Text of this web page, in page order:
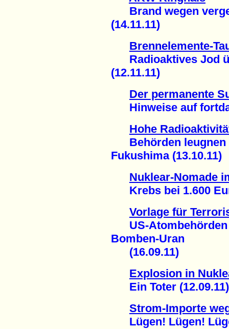
Brand wegen
(14.11.11)
Brennelemente-
Radioaktives Jod
(12.11.11)
Der permanente
Hinweise auf
Hohe
Behörden leugnen
Fukushima (13.10.11)
Nuklear-Nomade
Krebs bei 1.600
Vorlage für
US-Atombehörden
Bomben-Uran
(16.09.11)
Explosion in
Ein Toter (12.09.11)
Strom-Importe
Lügen! Lügen!